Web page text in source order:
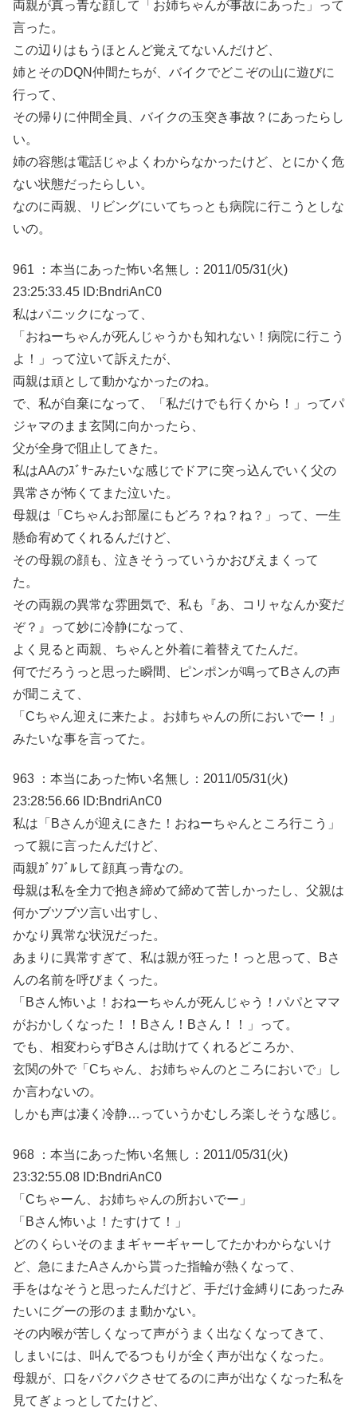
両親が真っ青な顔して「お姉ちゃんが事故にあった」って
言った。
この辺りはもうほとんど覚えてないんだけど、
姉とそのDQN仲間たちが、バイクでどこぞの山に遊びに
行って、
その帰りに仲間全員、バイクの玉突き事故？にあったらし
い。
姉の容態は電話じゃよくわからなかったけど、とにかく危
ない状態だったらしい。
なのに両親、リビングにいてちっとも病院に行こうとしな
いの。
961 ：本当にあった怖い名無し：2011/05/31(火)
23:25:33.45 ID:BndriAnC0
私はパニックになって、
「おねーちゃんが死んじゃうかも知れない！病院に行こう
よ！」って泣いて訴えたが、
両親は頑として動かなかったのね。
で、私が自棄になって、「私だけでも行くから！」ってパ
ジャマのまま玄関に向かったら、
父が全身で阻止してきた。
私はAAのｽﾞｻｰみたいな感じでドアに突っ込んでいく父の
異常さが怖くてまた泣いた。
母親は「Cちゃんお部屋にもどろ？ね？ね？」って、一生
懸命宥めてくれるんだけど、
その母親の顔も、泣きそうっていうかおびえまくって
た。
その両親の異常な雰囲気で、私も『あ、コリャなんか変だ
ぞ？』って妙に冷静になって、
よく見ると両親、ちゃんと外着に着替えてたんだ。
何でだろうっと思った瞬間、ピンポンが鳴ってBさんの声
が聞こえて、
「Cちゃん迎えに来たよ。お姉ちゃんの所においでー！」
みたいな事を言ってた。
963 ：本当にあった怖い名無し：2011/05/31(火)
23:28:56.66 ID:BndriAnC0
私は「Bさんが迎えにきた！おねーちゃんところ行こう」
って親に言ったんだけど、
両親ｶﾞｸﾌﾞﾙして顔真っ青なの。
母親は私を全力で抱き締めて締めて苦しかったし、父親は
何かブツブツ言い出すし、
かなり異常な状況だった。
あまりに異常すぎて、私は親が狂った！っと思って、Bさ
んの名前を呼びまくった。
「Bさん怖いよ！おねーちゃんが死んじゃう！パパとママ
がおかしくなった！！Bさん！Bさん！！」って。
でも、相変わらずBさんは助けてくれるどころか、
玄関の外で「Cちゃん、お姉ちゃんのところにおいで」し
か言わないの。
しかも声は凄く冷静…っていうかむしろ楽しそうな感じ。
968 ：本当にあった怖い名無し：2011/05/31(火)
23:32:55.08 ID:BndriAnC0
「Cちゃーん、お姉ちゃんの所おいでー」
「Bさん怖いよ！たすけて！」
どのくらいそのままギャーギャーしてたかわからないけ
ど、急にまたAさんから貰った指輪が熱くなって、
手をはなそうと思ったんだけど、手だけ金縛りにあったみ
たいにグーの形のまま動かない。
その内喉が苦しくなって声がうまく出なくなってきて、
しまいには、叫んでるつもりが全く声が出なくなった。
母親が、口をパクパクさせてるのに声が出なくなった私を
見てぎょっとしてたけど、